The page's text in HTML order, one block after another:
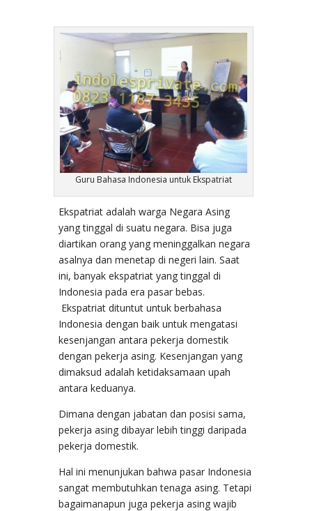
Guru Bahasa Indonesia untuk Ekspatriat
Ekspatriat adalah warga Negara Asing
yang tinggal di suatu negara. Bisa juga
diartikan orang yang meninggalkan negara
asalnya dan menetap di negeri lain. Saat
ini, banyak ekspatriat yang tinggal di
Indonesia pada era pasar bebas.
Ekspatriat dituntut untuk berbahasa
Indonesia dengan baik untuk mengatasi
kesenjangan antara pekerja domestik
dengan pekerja asing. Kesenjangan yang
dimaksud adalah ketidaksamaan upah
antara keduanya.
Dimana dengan jabatan dan posisi sama,
pekerja asing dibayar lebih tinggi daripada
pekerja domestik.
Hal ini menunjukan bahwa pasar Indonesia
sangat membutuhkan tenaga asing. Tetapi
bagaimanapun juga pekerja asing wajib